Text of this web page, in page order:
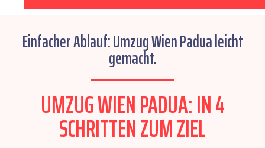
Einfacher Ablauf: Umzug Wien Padua leicht
gemacht.
UMZUG WIEN PADUA: IN 4
SCHRITTEN ZUM ZIEL